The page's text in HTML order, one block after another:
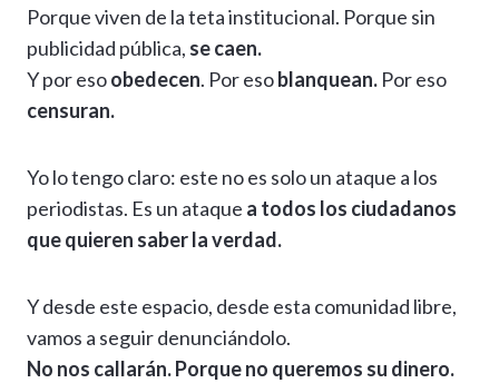
Porque viven de la teta institucional. Porque sin
publicidad pública, se caen.
Y por esoobedecen. Por esoblanquean. Por eso
censuran.
Yo lo tengo claro: este no es solo un ataque a los
periodistas. Es un ataque a todos los ciudadanos
que quieren saber la verdad.
Y desde este espacio, desde esta comunidad libre,
vamos a seguir denunciándolo.
No nos callarán. Porque no queremos su dinero.